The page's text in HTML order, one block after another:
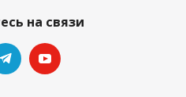
на связи